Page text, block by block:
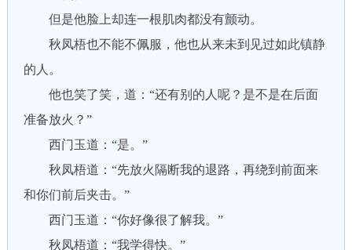
但是他脸上却连一根肌肉都没有颤动。
秋凤梧也不能不佩服，他也从来未到见过如此镇静
的人。
他也笑了笑，道：“还有别的人呢？是不是在后面
准备放火？”
西门玉道：“是。”
秋凤梧道：“先放火隔断我的退路，再绕到前面来
和你们前后夹击。”
西门玉道：“你好像很了解我。”
秋凤梧道：“我学得快。”